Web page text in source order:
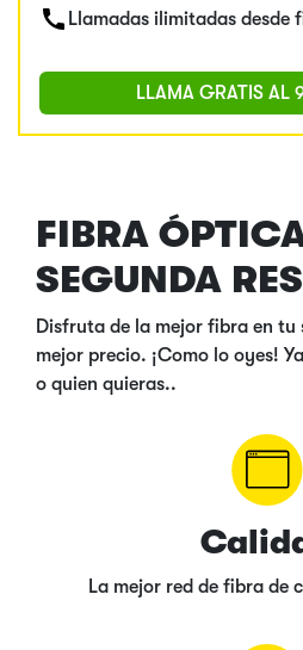
Llamadas ilimitadas desde
LLAMA GRATIS AL
FIBRA
SEGUNDA
Disfruta de la mejor fibra en tu
mejor precio. ¡Como lo oyes!
o quien quieras..
La mejor red de fibra de